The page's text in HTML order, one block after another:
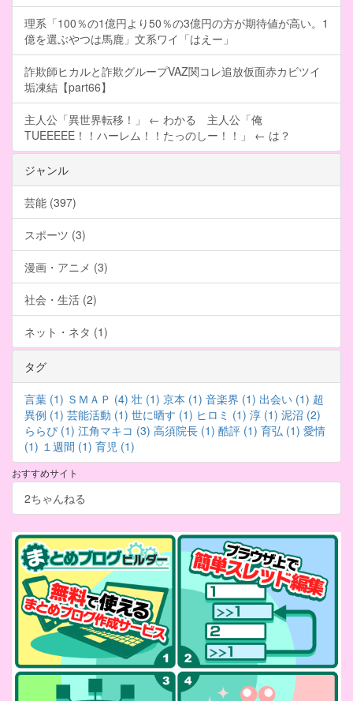
理系「100％の1億円より50％の3億円の方が期待値が高い。1
億を選ぶやつは馬鹿」文系ワイ「はえー」
詐欺師ヒカルと詐欺グループVAZ関コレ追放仮面赤カビツイ
垢凍結【part66】
主人公「異世界転移！」 ← わかる 主人公「俺
TUEEEEE！！ハーレム！！たっのしー！！」 ← は？
ジャンル
芸能 (397)
スポーツ (3)
漫画・アニメ (3)
社会・生活 (2)
ネット・ネタ (1)
タグ
言葉 (1) ＳＭＡＰ (4) 壮 (1) 京本 (1) 音楽界 (1) 出会い (1) 超
異例 (1) 芸能活動 (1) 世に晒す (1) ヒロミ (1) 淳 (1) 泥沼 (2)
ららぴ (1) 江角マキコ (3) 高須院長 (1) 酷評 (1) 育弘 (1) 愛情
(1) １週間 (1) 育児 (1)
おすすめサイト
2ちゃんねる